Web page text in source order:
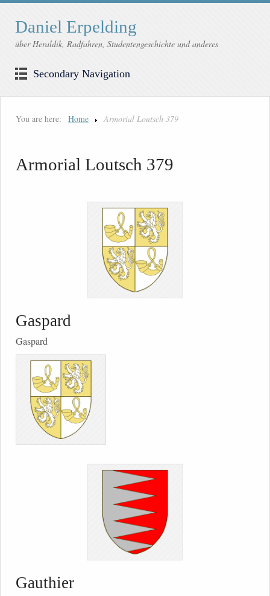
Daniel Erpelding
über Heraldik, Radfahren, Studentengeschichte und anderes
Secondary Navigation
You are here: Home Armorial Loutsch 379
Armorial Loutsch 379
Gaspard
Gaspard
Gauthier